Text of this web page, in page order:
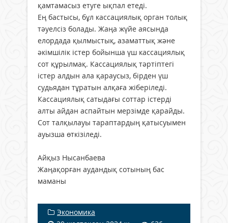
қамтамасыз етуге ықпал етеді.
Ең бастысы, бұл кассациялық орган толық
тәуелсіз болады. Жаңа жүйе аясында
елордада қылмыстық, азаматтық және
әкімшілік істер бойынша үш кассациялық
сот құрылмақ. Кассациялық тәртіптегі
істер алдын ала қараусыз, бірден үш
судьядан тұратын алқаға жіберіледі.
Кассациялық сатыдағы соттар істерді
алты айдан аспайтын мерзімде қарайды.
Сот талқылауы тараптардың қатысуымен
ауызша өткізіледі.
Айқыз Нысанбаева
Жаңақорған аудандық сотының бас
маманы
Экономика